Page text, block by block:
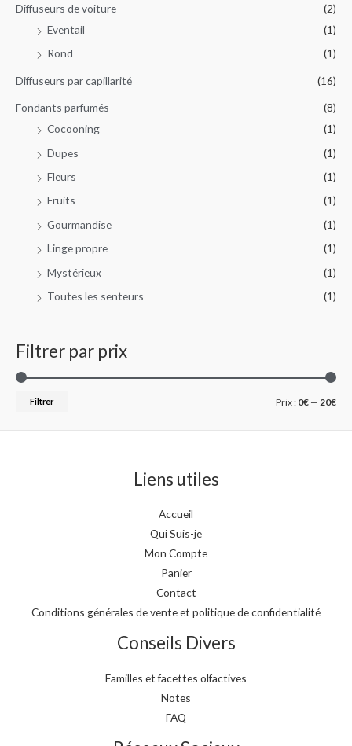
p
r
Diffuseurs de voiture
(2)
Eventail
(1)
Rond
(1)
Diffuseurs par capillarité (16)
Fondants parfumés
(8)
Cocooning
(1)
Dupes
(1)
Fleurs
(1)
Fruits
(1)
Gourmandise
(1)
Linge propre
(1)
Mystérieux
(1)
Toutes les senteurs
(1)
Filtrer par prix
Filtrer Prix : 0€ — 20€
Liens utiles
Accueil
Qui Suis-je
Mon Compte
Panier
Contact
Conditions générales de vente et politique de confidentialité
Conseils Divers
Familles et facettes olfactives
Notes
FAQ